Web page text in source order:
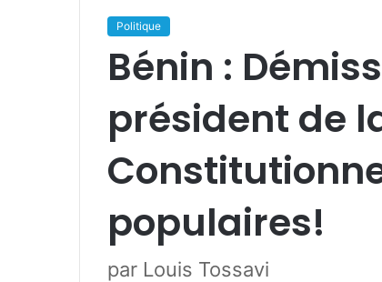
Politique
Bénin :
président de
populaires!
par Louis Tossavi